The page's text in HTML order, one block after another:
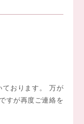
おります。 万が
すが再度ご連絡を